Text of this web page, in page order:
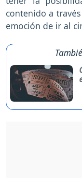
contenido a
emoción de ir al